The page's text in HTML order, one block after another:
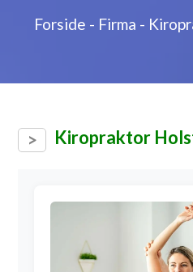
Forside - Firma -
Kiropraktor